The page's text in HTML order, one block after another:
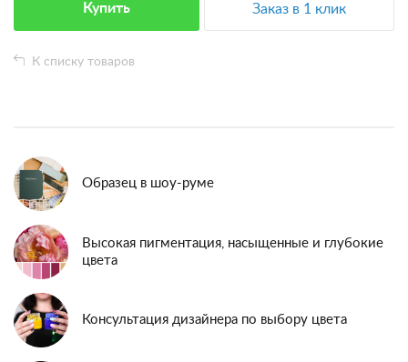
Купить Заказ в 1 клик
К списку товаров
Образец в шоу-руме
Высокая пигментация, насыщенные и глубокие
цвета
Консультация дизайнера по выбору цвета